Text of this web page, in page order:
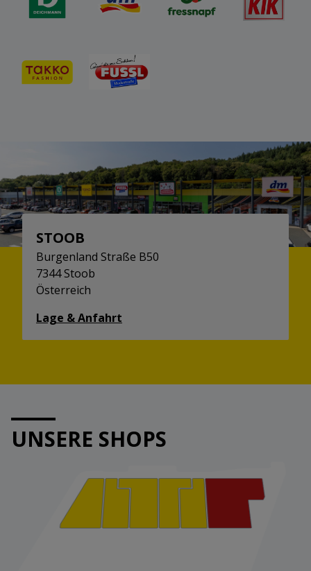
STOOB
Burgenland Straße B50
7344 Stoob
Österreich
Lage & Anfahrt
UNSERE SHOPS